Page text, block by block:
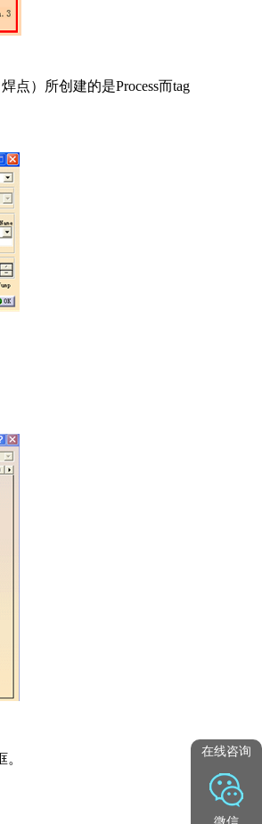
点）所创建的是Process而tag
在线咨询